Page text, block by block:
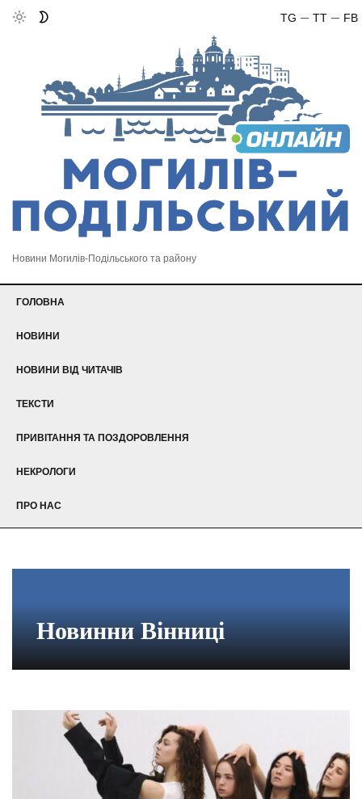
FB
TT
TG
Новини Могилів-Подільського та району
ГОЛОВНА
НОВИНИ
НОВИНИ ВІД ЧИТАЧІВ
ТЕКСТИ
ПРИВІТАННЯ ТА ПОЗДОРОВЛЕННЯ
НЕКРОЛОГИ
ПРО НАС
Новинни Вінниці